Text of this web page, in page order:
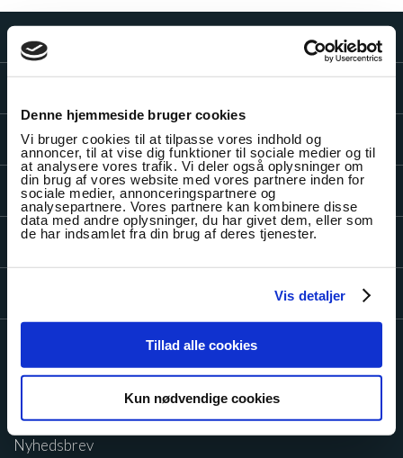
Denne hjemmeside bruger cookies
Vi bruger cookies til at tilpasse vores indhold og
annoncer, til at vise dig funktioner til sociale medier og til
at analysere vores trafik. Vi deler også oplysninger om
din brug af vores website med vores partnere inden for
sociale medier, annonceringspartnere og
analysepartnere. Vores partnere kan kombinere disse
data med andre oplysninger, du har givet dem, eller som
de har indsamlet fra din brug af deres tjenester.
Vis detaljer
Tillad alle cookies
Kun nødvendige cookies
LÆREMIDLER
INSPIRATION TIL LÆRERE
PROJEKTER
LEARNING TECH
Om Læremiddel.dk
Nyheder
Nyhedsbrev